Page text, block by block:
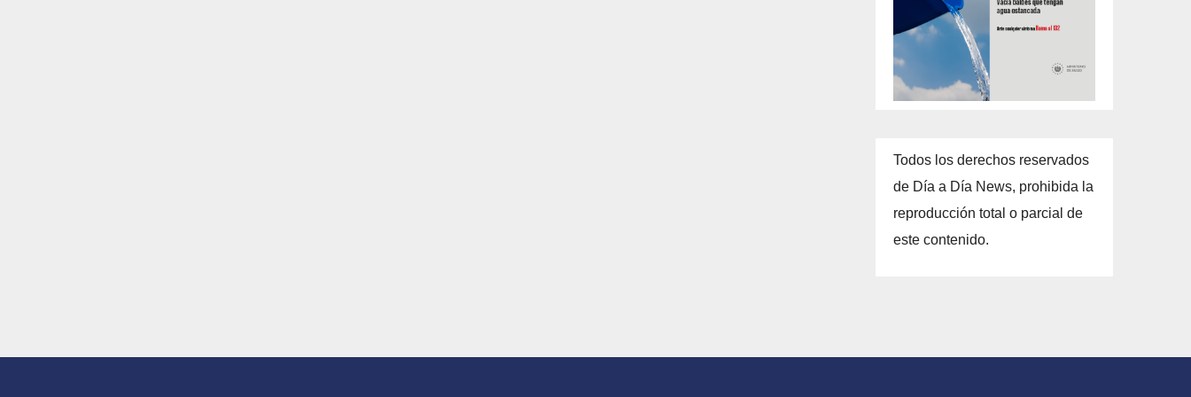
Todos los derechos reservados
de Día a Día News, prohibida la
reproducción total o parcial de
este contenido.